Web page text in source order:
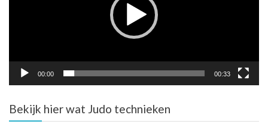
00:00 00:33
Bekijk hier wat Judo technieken